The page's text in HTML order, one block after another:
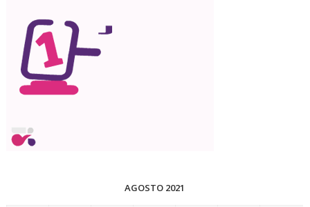
AGOSTO 2021